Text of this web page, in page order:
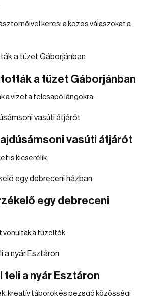
keresi a közös válaszokat a
a tüzet Gáborjánban
a vizet a felcsapó lángokra.
vasúti átjárót
is kicserélik.
egy debreceni
vonultak a tűzoltók.
teli a nyár Esztáron
kreatív táborok és pezsgő közösségi